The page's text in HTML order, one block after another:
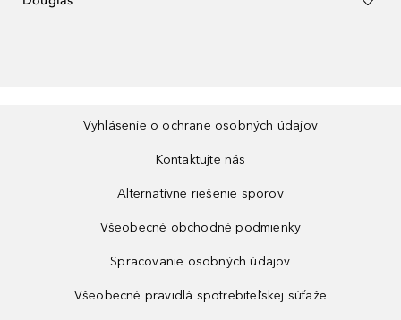
Vyhlásenie o ochrane osobných údajov
Kontaktujte nás
Alternatívne riešenie sporov
Všeobecné obchodné podmienky
Spracovanie osobných údajov
Všeobecné pravidlá spotrebiteľskej súťaže